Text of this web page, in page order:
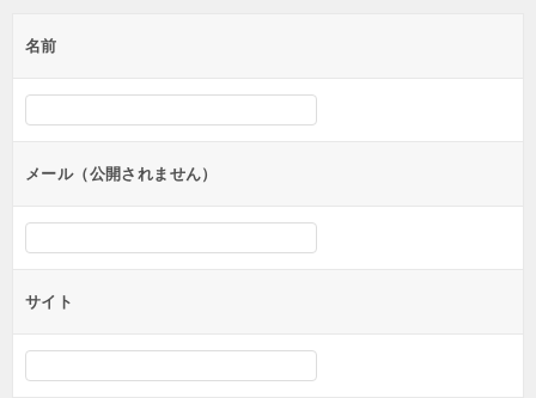
ー
シ
ン
名前
メール（公開されません）
サイト